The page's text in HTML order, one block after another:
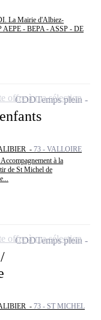
La Mairie d'Albiez-
AEPE - BEPA - ASSP - DE
- 73 - VALLOIRE
à la
de St Michel de
CDDTemps plein
offre à ma sélection
- 73 - ST MICHEL
CDDTemps plein
offre à ma sélection